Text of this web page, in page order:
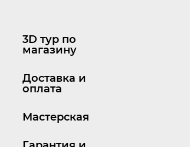
3D тур по
магазину
Доставка и
оплата
Мастерская